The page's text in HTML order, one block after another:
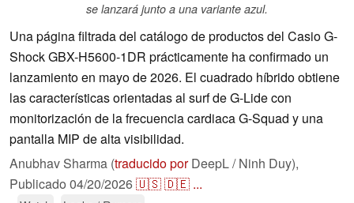
se lanzará junto a una variante azul.
Una página filtrada del catálogo de productos del Casio G-
Shock GBX-H5600-1DR prácticamente ha confirmado un
lanzamiento en mayo de 2026. El cuadrado híbrido obtiene
las características orientadas al surf de G-Lide con
monitorización de la frecuencia cardiaca G-Squad y una
pantalla MIP de alta visibilidad.
Anubhav Sharma (traducido porDeepL / Ninh Duy),
Publicado 04/20/2026🇺🇸🇩🇪 ...